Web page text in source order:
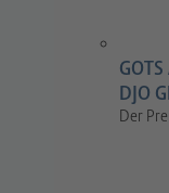
DJO
Der